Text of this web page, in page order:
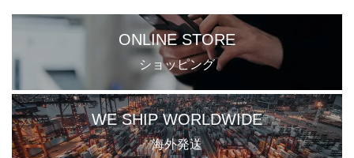
ONLINE STORE
ショッピング
WE SHIP WORLDWIDE
海外発送